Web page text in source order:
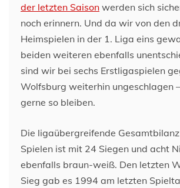
der letzten Saison werden sich
noch erinnern. Und da wir von den
Heimspielen in der 1. Liga eins
beiden weiteren ebenfalls
sind wir bei sechs Erstligaspielen
Wolfsburg weiterhin ungeschlagen
gerne so bleiben.
Die ligaübergreifende
Spielen ist mit 24 Siegen und acht
ebenfalls braun-weiß. Den letzten
Sieg gab es 1994 am letzten